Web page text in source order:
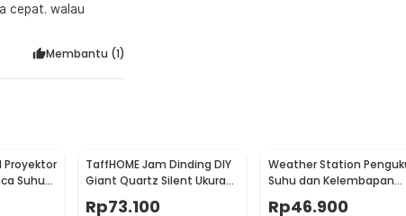
cepat. walau
Membantu (1)
Proyektor
Suhu
TaffHOME Jam Dinding DIY
Giant Quartz Silent Ukuran
Besar 90-100cm - DIY-101
Rp73.100
Weather Station
Suhu dan Kelembapan
Desk Jam Alarm - 3210
Rp46.900